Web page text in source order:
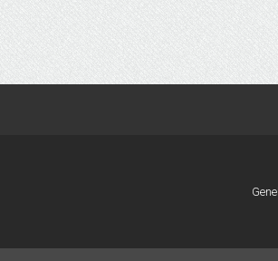
Genel